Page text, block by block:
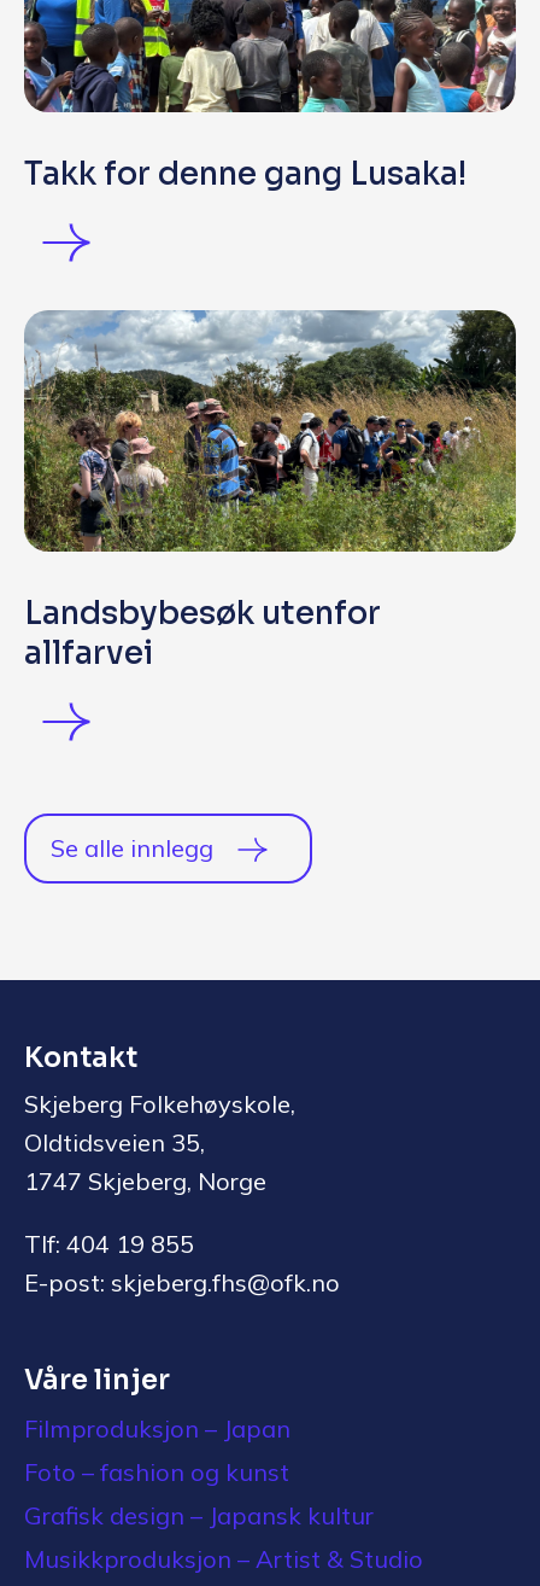
Takk for denne gang Lusaka!
Landsbybesøk utenfor
allfarvei
Se alle innlegg
Kontakt
Skjeberg Folkehøyskole,
Oldtidsveien 35,
1747 Skjeberg, Norge
Tlf: 404 19 855
E-post: skjeberg.fhs@ofk.no
Våre linjer
Filmproduksjon – Japan
Foto – fashion og kunst
Grafisk design – Japansk kultur
Musikkproduksjon – Artist & Studio